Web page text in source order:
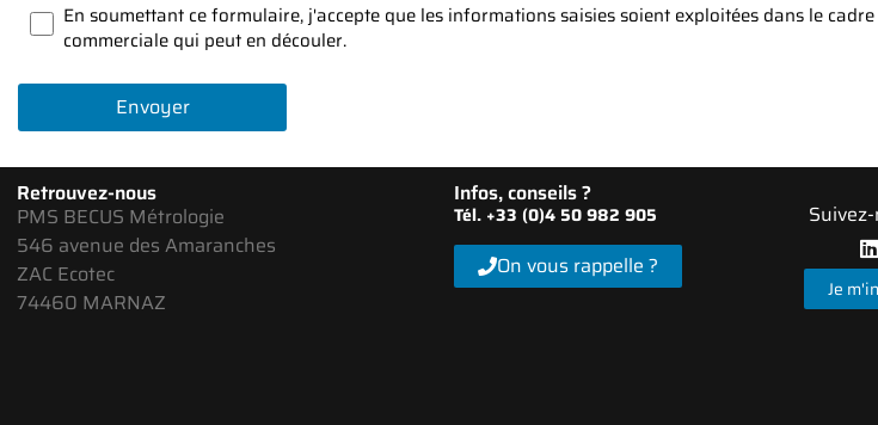
En soumettant ce formulaire, j'accepte que les informations saisies soient exploitées dans le
commerciale qui peut en découler.
Envoyer
Retrouvez-nous
PMS BECUS Métrologie
546 avenue des Amaranches
ZAC Ecotec
74460 MARNAZ
Infos, conseils ?
Tél. +33 (0)4 50 982 905
On vous rappelle ?
Je